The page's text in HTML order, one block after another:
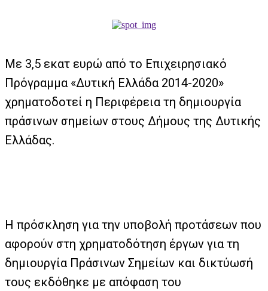
Με 3,5 εκατ ευρώ από το Επιχειρησιακό
Πρόγραμμα «Δυτική Ελλάδα 2014-2020»
χρηματοδοτεί η Περιφέρεια τη δημιουργία
πράσινων σημείων στους Δήμους της Δυτικής
Ελλάδας.
Η πρόσκληση για την υποβολή προτάσεων που
αφορούν στη χρηματοδότηση έργων για τη
δημιουργία Πράσινων Σημείων και δικτύωσή
τους εκδόθηκε με απόφαση του